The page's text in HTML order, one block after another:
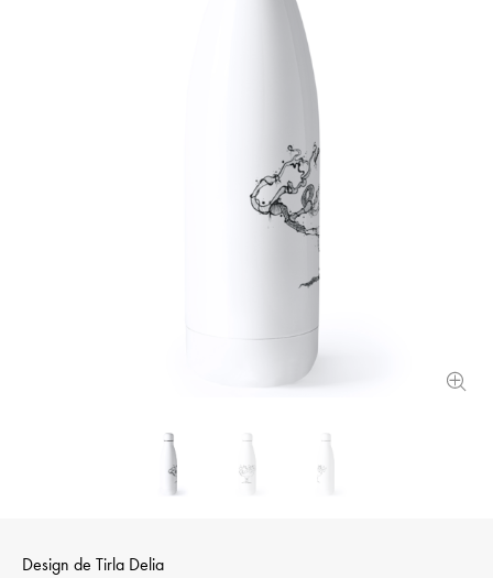
Design de Tirla Delia